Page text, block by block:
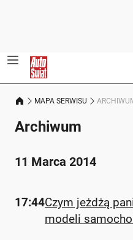
MAPA SERWISU
Archiwum
11 Marca 2014
17:44Czym jeżdżą
modeli